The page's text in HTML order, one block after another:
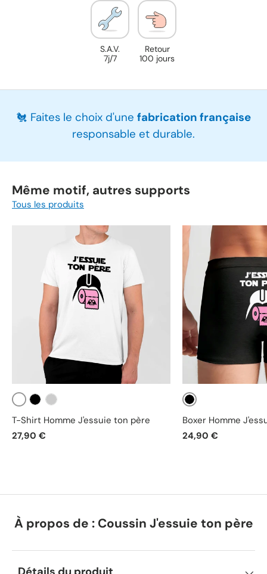
S.A.V.
7j/7
Retour
100 jours
🐔 Faites le choix d'une fabrication française
responsable et durable.
Même motif, autres supports
Tous les produits
Blanc
T-Shirt Homme J'essuie ton père
27,90 €
Noir
Boxer Homme
24,90 €
À propos de : Coussin J'essuie ton père